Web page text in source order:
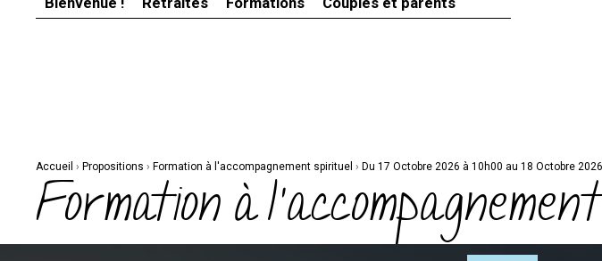
Accueil › Propositions › Formation à l'accompagnement spirituel › Du 17 Octobre 2026 à 10h00 au 18 Octobre
Formation à